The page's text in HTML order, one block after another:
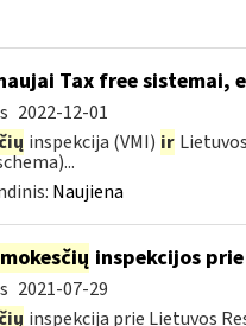
Tax free sistemai,
2022-12-01
inspekcija (VMI) ir
Naujiena
mokesčių inspekcijos
2021-07-29
inspekcija prie Lietuvos